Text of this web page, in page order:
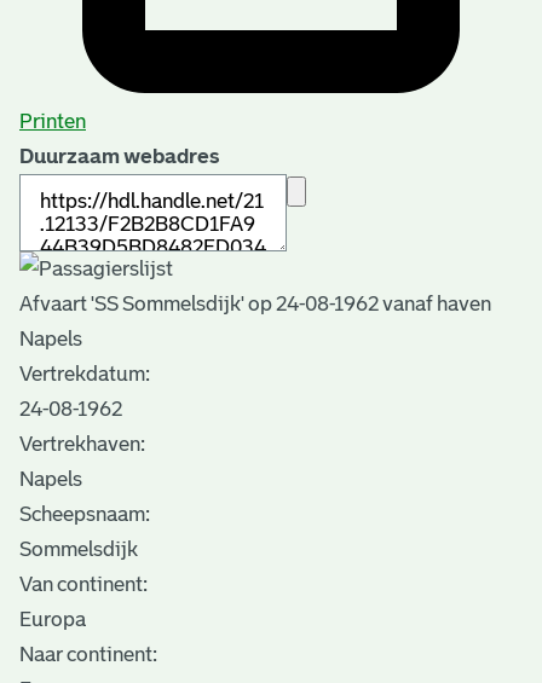
Printen
Duurzaam webadres
Afvaart 'SS Sommelsdijk' op 24-08-1962 vanaf haven
Napels
Vertrekdatum:
24-08-1962
Vertrekhaven:
Napels
Scheepsnaam:
Sommelsdijk
Van continent:
Europa
Naar continent: